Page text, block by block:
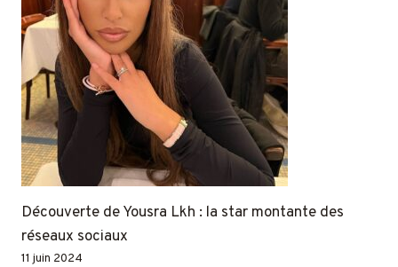
Découverte de Yousra Lkh : la star montante des
réseaux sociaux
11 juin 2024